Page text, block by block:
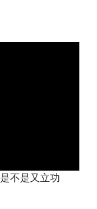
不是又立功